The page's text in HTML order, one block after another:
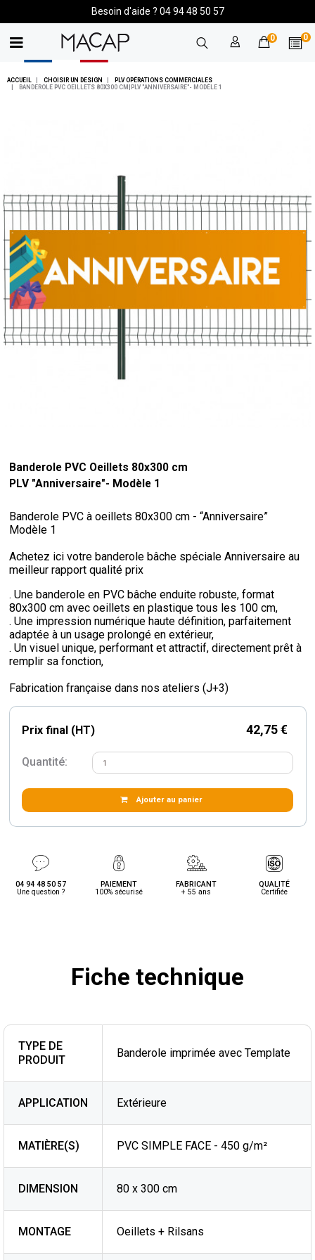
Besoin d'aide ? 04 94 48 50 57
0 0
ACCUEIL CHOISIR UN DESIGN
PLV OPÉRATIONS COMMERCIALES
BANDEROLE PVC OEILLETS 80X300 CM|PLV "ANNIVERSAIRE"- MODÈLE 1
Banderole PVC Oeillets 80x300 cm
PLV "Anniversaire"- Modèle 1
Banderole PVC à oeillets 80x300 cm - “Anniversaire”
Modèle 1
Achetez ici votre banderole bâche spéciale Anniversaire au
meilleur rapport qualité prix
. Une banderole en PVC bâche enduite robuste, format
80x300 cm avec oeillets en plastique tous les 100 cm,
. Une impression numérique haute définition, parfaitement
adaptée à un usage prolongé en extérieur,
. Un visuel unique, performant et attractif, directement prêt à
remplir sa fonction,
Fabrication française dans nos ateliers (J+3)
Prix final (HT) 42,75 €
Quantité:
Ajouter au panier
04 94 48 50 57
Une question ?
PAIEMENT
100% sécurisé
FABRICANT
+ 55 ans
QUALITÉ
Certifiée
Fiche technique
TYPE DE
PRODUIT
Banderole imprimée avec Template
APPLICATION Extérieure
MATIÈRE(S) PVC SIMPLE FACE - 450 g/m²
DIMENSION 80 x 300 cm
MONTAGE Oeillets + Rilsans